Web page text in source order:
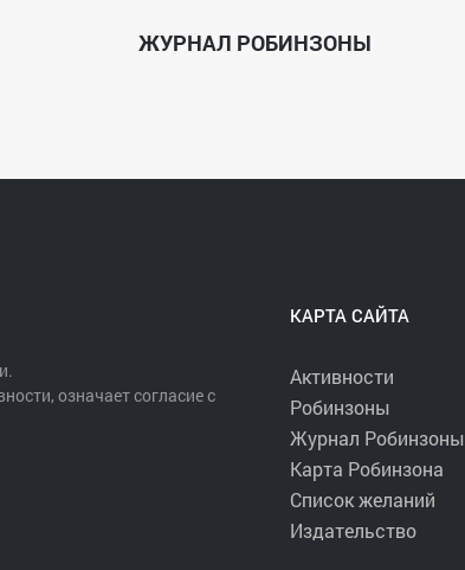
ЖУРНАЛ РОБИНЗОНЫ
означает согласие с
КАРТА САЙТА
Активности
Робинзоны
Журнал Робинзоны
Карта Робинзона
Список желаний
Издательство